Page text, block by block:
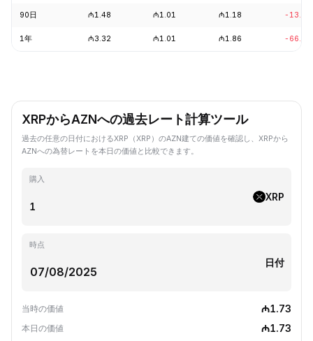
90日 ₼1.48 ₼1.01 ₼1.18 -
1年 ₼3.32 ₼1.01 ₼1.86 -
XRPからAZNへの過去レート計算ツール
過去の任意の日付におけるXRP（XRP）のAZN建ての価値を確認し、XRPから
AZNへの為替レートを本日の価値と比較できます。
購入
XRP
時点
日付
当時の価値 ₼1.73
本日の価値 ₼1.73